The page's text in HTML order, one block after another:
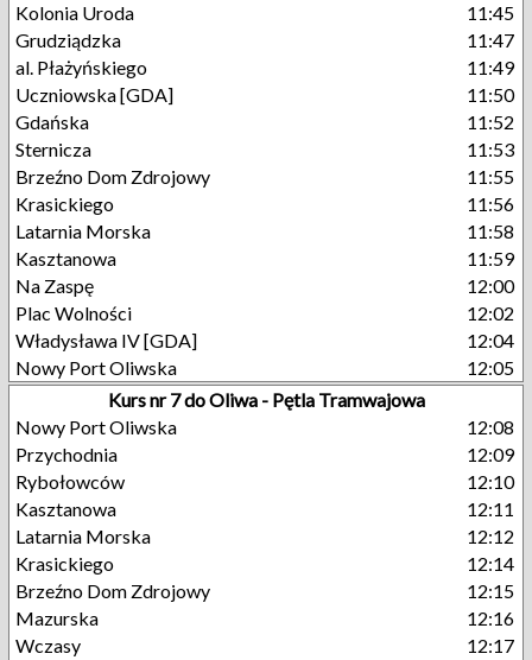
Kolonia Uroda
11:45
Grudziądzka
11:47
al. Płażyńskiego
11:49
Uczniowska [GDA]
11:50
Gdańska
11:52
Sternicza
11:53
Brzeźno Dom Zdrojowy
11:55
Krasickiego
11:56
Latarnia Morska
11:58
Kasztanowa
11:59
Na Zaspę
12:00
Plac Wolności
12:02
Władysława IV [GDA]
12:04
Nowy Port Oliwska
12:05
Kurs nr 7 do Oliwa - Pętla Tramwajowa
Nowy Port Oliwska
12:08
Przychodnia
12:09
Rybołowców
12:10
Kasztanowa
12:11
Latarnia Morska
12:12
Krasickiego
12:14
Brzeźno Dom Zdrojowy
12:15
Mazurska
12:16
Wczasy
12:17